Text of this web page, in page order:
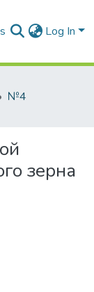
Log In
№4
зерна